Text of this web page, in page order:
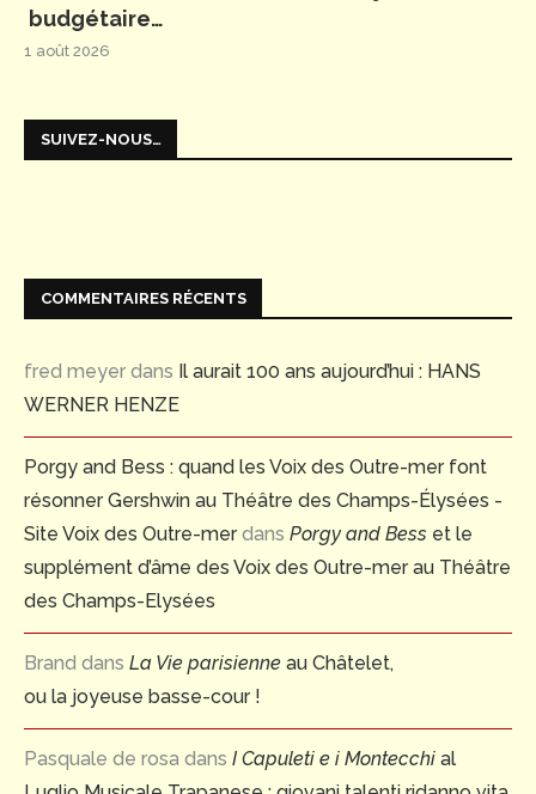
budgétaire…
1 août 2026
SUIVEZ-NOUS…
COMMENTAIRES RÉCENTS
fred meyer dans Il aurait 100 ans aujourd’hui : HANS
WERNER HENZE
Porgy and Bess : quand les Voix des Outre-mer font
résonner Gershwin au Théâtre des Champs-Élysées -
Site Voix des Outre-merdans Porgy and Bess et le
supplément d’âme des Voix des Outre-mer au Théâtre
des Champs-Elysées
Brand dans La Vie parisienne au Châtelet,
ou la joyeuse basse-cour !
Pasquale de rosa dans I Capuleti e i Montecchi al